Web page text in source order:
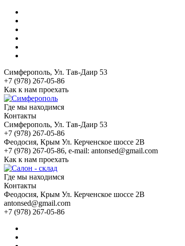
Симферополь, Ул. Тав-Даир 53
+7 (978) 267-05-86
Как к нам проехать
Где мы находимся
Контакты
Симферополь, Ул. Тав-Даир 53
+7 (978) 267-05-86
Феодосия, Крым Ул. Керченское шоссе 2В
+7 (978) 267-05-86, e-mail: antonsed@gmail.com
Как к нам проехать
Где мы находимся
Контакты
Феодосия, Крым Ул. Керченское шоссе 2В
antonsed@gmail.com
+7 (978) 267-05-86